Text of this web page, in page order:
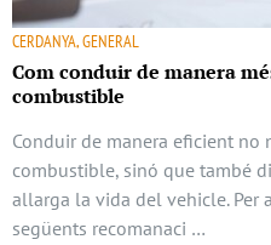
CERDANYA, GENERAL
Com conduir de manera
combustible
Conduir de manera eficient
combustible, sinó que també
allarga la vida del vehicle. Per
següents recomanaci …